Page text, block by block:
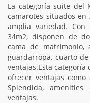
La categoría suite del
camarotes situados
amplia variedad.
34m2, disponen de
cama de matrimonio,
guardarropa, cuarto
ventajas.Esta
ofrecer ventajas
Splendida,
ventajas.